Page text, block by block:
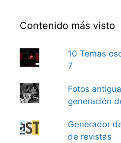
Contenido más visto
10 Temas
7
Fotos
generación
Generador
de revistas